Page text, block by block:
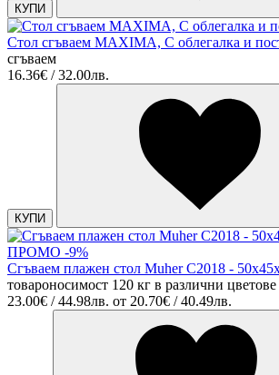
КУПИ
Стол сгъваем MAXIMA, С облегалка и
сгъваем
16.36€ / 32.00лв.
КУПИ
ПРОМО -9%
Сгъваем плажен стол Muher C2018 -
товароносимост 120 кг в различни цветове
23.00€ / 44.98лв. от 20.70€ / 40.49лв.